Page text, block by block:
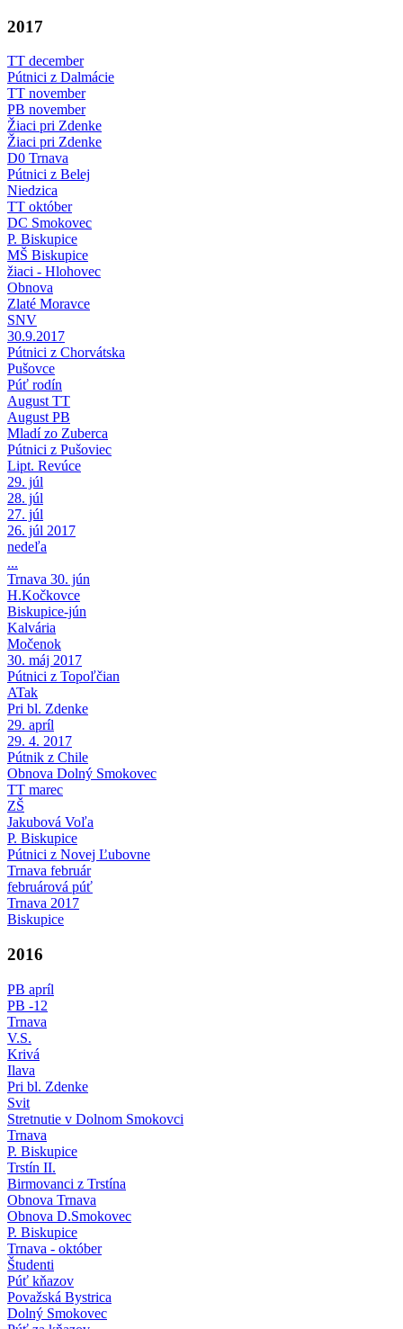
2017
TT december
Pútnici z Dalmácie
TT november
PB november
Žiaci pri Zdenke
Žiaci pri Zdenke
D0 Trnava
Pútnici z Belej
Niedzica
TT október
DC Smokovec
P. Biskupice
MŠ Biskupice
žiaci - Hlohovec
Obnova
Zlaté Moravce
SNV
30.9.2017
Pútnici z Chorvátska
Pušovce
Púť rodín
August TT
August PB
Mladí zo Zuberca
Pútnici z Pušoviec
Lipt. Revúce
29. júl
28. júl
27. júl
26. júl 2017
nedeľa
...
Trnava 30. jún
H.Kočkovce
Biskupice-jún
Kalvária
Močenok
30. máj 2017
Pútnici z Topoľčian
ATak
Pri bl. Zdenke
29. apríl
29. 4. 2017
Pútnik z Chile
Obnova Dolný Smokovec
TT marec
ZŠ
Jakubová Voľa
P. Biskupice
Pútnici z Novej Ľubovne
Trnava február
februárová púť
Trnava 2017
Biskupice
2016
PB apríl
PB -12
Trnava
V.S.
Krivá
Ilava
Pri bl. Zdenke
Svit
Stretnutie v Dolnom Smokovci
Trnava
P. Biskupice
Trstín II.
Birmovanci z Trstína
Obnova Trnava
Obnova D.Smokovec
P. Biskupice
Trnava - október
Študenti
Púť kňazov
Považská Bystrica
Dolný Smokovec